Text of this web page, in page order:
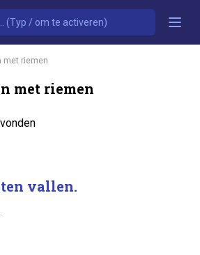
met riemen
met riemen
vallen.